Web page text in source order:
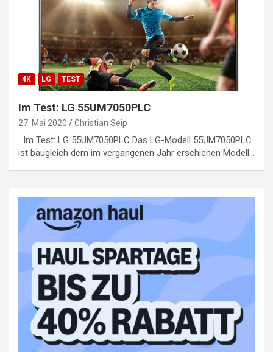
4K LG TEST
Im Test: LG 55UM7050PLC
27. Mai 2020 Christian Seip
Im Test: LG 55UM7050PLC Das LG-Modell 55UM7050PLC
ist baugleich dem im vergangenen Jahr erschienen Modell…